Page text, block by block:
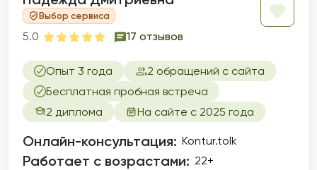
Выбор сервиса
5.0 17 отзывов
Опыт 3 года
2 обращений с сайта
Бесплатная пробная встреча
2 диплома
На сайте с 2025 года
Онлайн-консультация: Kontur.tolk
Работает с возрастами: 22+